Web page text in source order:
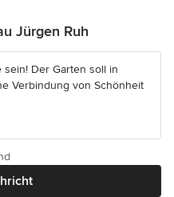
Jürgen Ruh
sein! Der Garten soll in
Verbindung von Schönheit